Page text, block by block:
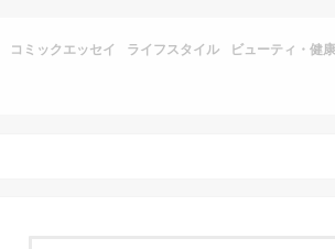
コミックエッセイ ライフスタイル ビューティ・健康